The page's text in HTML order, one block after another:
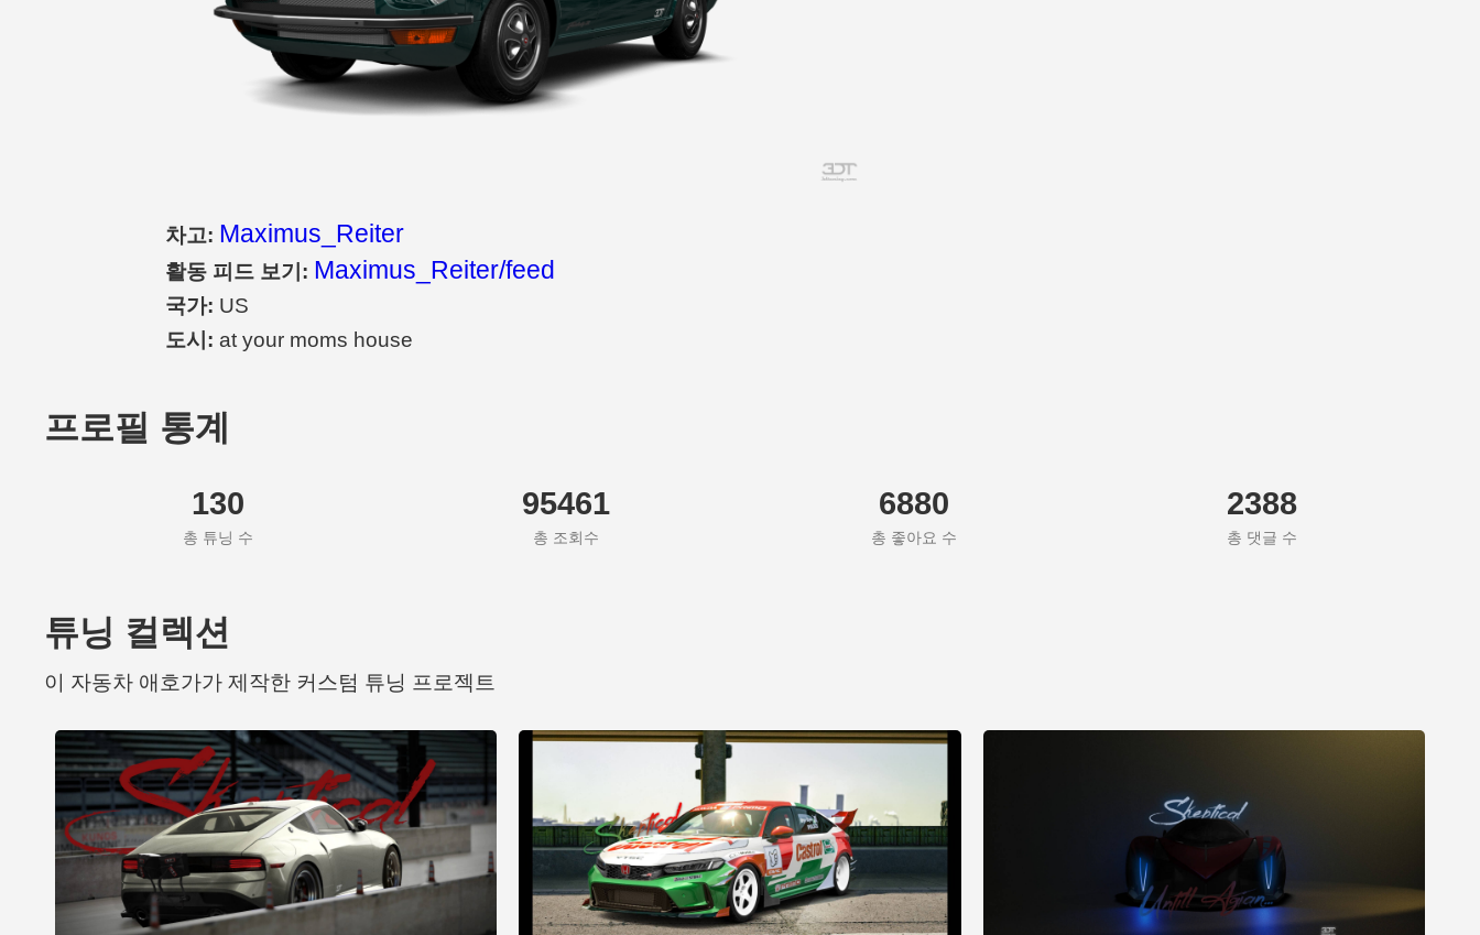
차고: Maximus_Reiter
활동 피드 보기: Maximus_Reiter/feed
국가: US
도시: at your moms house
프로필 통계
130
총 튜닝 수
95461
총 조회수
6880
총 좋아요 수
2388
총 댓글 수
튜닝 컬렉션
이 자동차 애호가가 제작한 커스텀 튜닝 프로젝트